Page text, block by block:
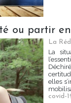
ou partir
La
La
elles
covid-